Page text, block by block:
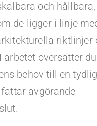
och hållbara,
de ligger i linje
riktlinjer
arbetet översätter du
behov till en
avgörande